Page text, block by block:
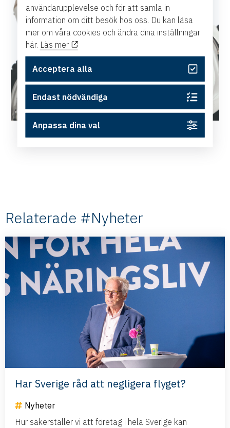
Conny Bohlin, VD Nordic Sport & Event
Relaterade #Nyheter
Har Sverige råd att negligera flyget?
Nyheter
Hur säkerställer vi att företag i hela Sverige kan
användarupplevelse och för att samla in
information om ditt besök hos oss. Du kan läsa
mer om våra cookies och ändra dina inställningar
här. Läs mer
Acceptera alla
Endast nödvändiga
Anpassa dina val